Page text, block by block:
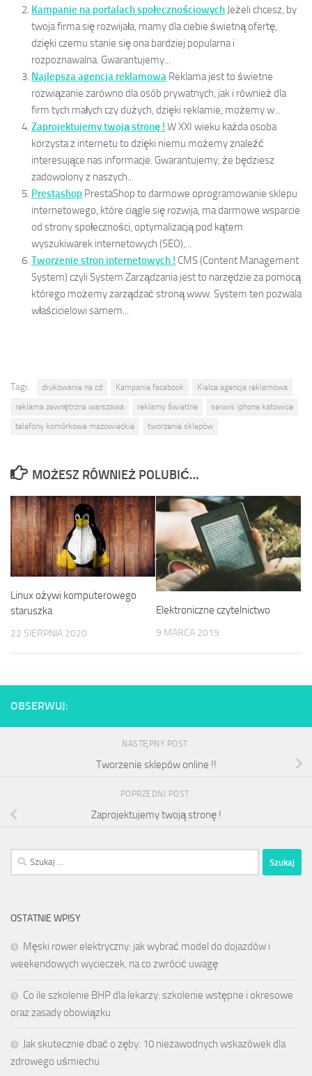
Kampanie na portalach społecznościowych Jeżeli chcesz, by
twoja firma się rozwijała, mamy dla ciebie świetną ofertę,
dzięki czemu stanie się ona bardziej popularna i
rozpoznawalna. Gwarantujemy...
Najlepsza agencja reklamowa Reklama jest to świetne
rozwiązanie zarówno dla osób prywatnych, jak i również dla
firm tych małych czy dużych, dzięki reklamie, możemy w...
Zaprojektujemy twoją stronę ! W XXI wieku każda osoba
korzysta z internetu to dzięki niemu możemy znaleźć
interesujące nas informacje. Gwarantujemy, że będziesz
zadowolony z naszych...
Prestashop PrestaShop to darmowe oprogramowanie sklepu
internetowego, które ciągle się rozwija, ma darmowe wsparcie
od strony społeczności, optymalizacją pod kątem
wyszukiwarek internetowych (SEO),...
Tworzenie stron internetowych ! CMS (Content Management
System) czyli System Zarządzania jest to narzędzie za pomocą
którego możemy zarządzać stroną www. System ten pozwala
właścicielowi samem...
Tagi: drukowanie na cd Kampanie facebook
Kielce agencja reklamowa
reklama zewnętrzna warszawa
reklamy świetlne
serwis iphone katowice
telefony komórkowe mazowieckie
tworzenie sklepów
MOŻESZ RÓWNIEŻ POLUBIĆ…
Linux ożywi komputerowego
staruszka
22 SIERPNIA 2020
Elektroniczne czytelnictwo
9 MARCA 2019
OBSERWUJ:
NASTĘPNY POST
Tworzenie sklepów online !!
POPRZEDNI POST
Zaprojektujemy twoją stronę !
Szukaj:
OSTATNIE WPISY
Męski rower elektryczny: jak wybrać model do dojazdów i
weekendowych wycieczek, na co zwrócić uwagę
Co ile szkolenie BHP dla lekarzy: szkolenie wstępne i okresowe
oraz zasady obowiązku
Jak skutecznie dbać o zęby: 10 niezawodnych wskazówek dla
zdrowego uśmiechu